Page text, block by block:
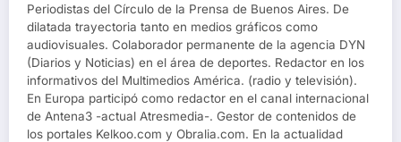
Periodistas del Círculo de la Prensa de Buenos Aires. De
dilatada trayectoria tanto en medios gráficos como
audiovisuales. Colaborador permanente de la agencia DYN
(Diarios y Noticias) en el área de deportes. Redactor en los
informativos del Multimedios América. (radio y televisión).
En Europa participó como redactor en el canal internacional
de Antena3 -actual Atresmedia-. Gestor de contenidos de
los portales Kelkoo.com y Obralia.com. En la actualidad